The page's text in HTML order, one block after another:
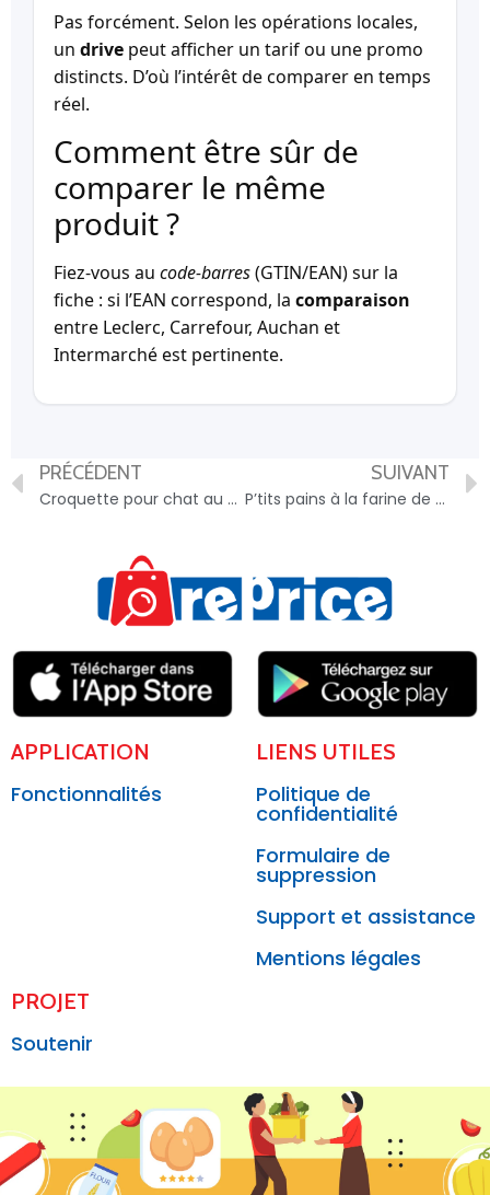
Pas forcément. Selon les opérations locales,
un drive peut afficher un tarif ou une promo
distincts. D’où l’intérêt de comparer en temps
réel.
Comment être sûr de
comparer le même
produit ?
Fiez-vous au code-barres(GTIN/EAN) sur la
fiche : si l’EAN correspond, la comparaison
entre Leclerc, Carrefour, Auchan et
Intermarché est pertinente.
PRÉCÉDENT
Croquette pour chat au poulet BREKKIES – 3700260417729
SUIVANT
P’tits pains à la farine de maïs – 3256549997265
APPLICATION
Fonctionnalités
LIENS UTILES
Politique de
confidentialité
Formulaire de
suppression
Support et assistance
Mentions légales
PROJET
Soutenir